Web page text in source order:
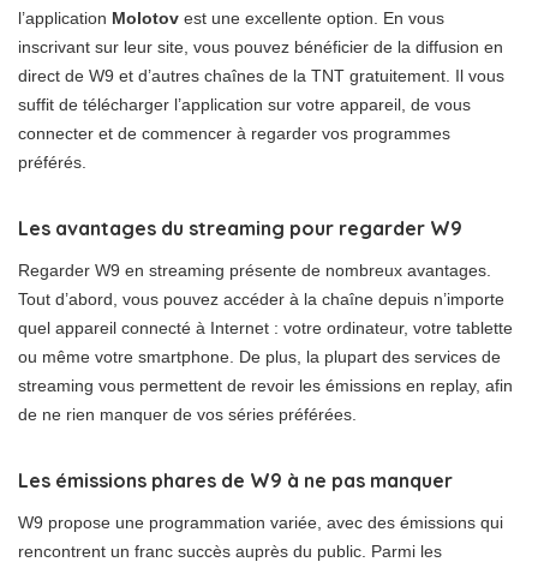
l’application Molotov est une excellente option. En vous
inscrivant sur leur site, vous pouvez bénéficier de la diffusion en
direct de W9 et d’autres chaînes de la TNT gratuitement. Il vous
suffit de télécharger l’application sur votre appareil, de vous
connecter et de commencer à regarder vos programmes
préférés.
Les avantages du streaming pour regarder W9
Regarder W9 en streaming présente de nombreux avantages.
Tout d’abord, vous pouvez accéder à la chaîne depuis n’importe
quel appareil connecté à Internet : votre ordinateur, votre tablette
ou même votre smartphone. De plus, la plupart des services de
streaming vous permettent de revoir les émissions en replay, afin
de ne rien manquer de vos séries préférées.
Les émissions phares de W9 à ne pas manquer
W9 propose une programmation variée, avec des émissions qui
rencontrent un franc succès auprès du public. Parmi les